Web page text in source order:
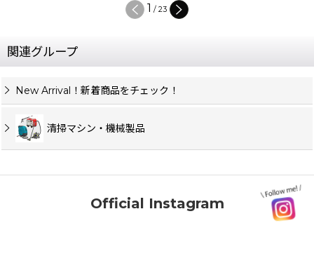
1 / 23
関連グループ
New Arrival！新着商品をチェック！
清掃マシン・機械製品
Official Instagram